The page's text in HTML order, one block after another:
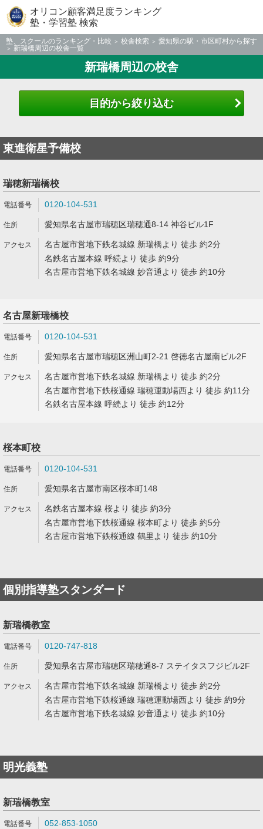
オリコン顧客満足度ランキング
塾・学習塾 検索
塾、スクールのランキング・比較 校舎検索
愛知県の駅・市区町村から探す
新瑞橋周辺の校舎一覧
新瑞橋周辺の校舎
目的から絞り込む
東進衛星予備校
瑞穂新瑞橋校
0120-104-531
愛知県名古屋市瑞穂区瑞穂通8-14 神谷ビル1F
名古屋市営地下鉄名城線 新瑞橋より 徒歩 約2分
名鉄名古屋本線 呼続より 徒歩 約9分
名古屋市営地下鉄名城線 妙音通より 徒歩 約10分
名古屋新瑞橋校
0120-104-531
愛知県名古屋市瑞穂区洲山町2-21 啓徳名古屋南ビル2F
名古屋市営地下鉄名城線 新瑞橋より 徒歩 約2分
名古屋市営地下鉄桜通線 瑞穂運動場西より 徒歩 約11分
名鉄名古屋本線 呼続より 徒歩 約12分
桜本町校
0120-104-531
愛知県名古屋市南区桜本町148
名鉄名古屋本線 桜より 徒歩 約3分
名古屋市営地下鉄桜通線 桜本町より 徒歩 約5分
名古屋市営地下鉄桜通線 鶴里より 徒歩 約10分
個別指導塾スタンダード
新瑞橋教室
0120-747-818
愛知県名古屋市瑞穂区瑞穂通8-7 ステイタスフジビル2F
名古屋市営地下鉄名城線 新瑞橋より 徒歩 約2分
名古屋市営地下鉄桜通線 瑞穂運動場西より 徒歩 約9分
名古屋市営地下鉄名城線 妙音通より 徒歩 約10分
明光義塾
新瑞橋教室
052-853-1050